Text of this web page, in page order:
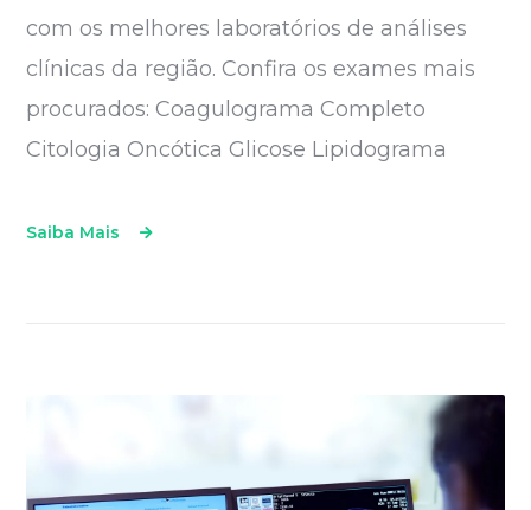
com os melhores laboratórios de análises
clínicas da região. Confira os exames mais
procurados: Coagulograma Completo
Citologia Oncótica Glicose Lipidograma
Saiba Mais